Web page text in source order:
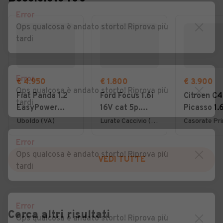
€ 4.950
Fiat Panda 1.2
EasyPower
Lounge
Uboldo (VA)
€ 1.800
Ford Focus 1.6i
16V cat 5p.
Ambiente
Lurate Caccivio (CO)
€ 3.900
Citroen C4
Picasso
7posti
VEDI TUTTE
Cerca altri risultati
Error
Ops qualcosa è andato storto! Riprova più
tardi
Error
Ops qualcosa è andato storto! Riprova più
tardi
Error
Ops qualcosa è andato storto! Riprova più
tardi
Error
Ops qualcosa è andato storto! Riprova più